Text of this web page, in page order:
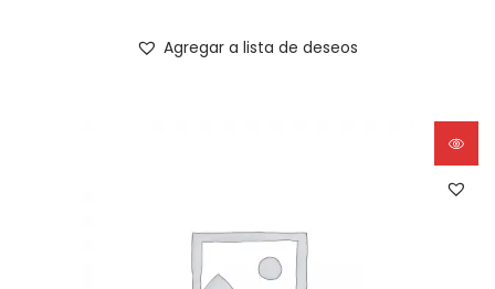
Agregar a lista de deseos